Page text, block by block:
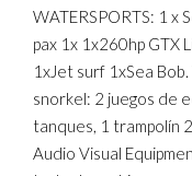
WATERSPORTS: 1 x
pax 1x 1x260hp GTX
1xJet surf 1xSea
snorkel: 2 juegos de
tanques, 1 trampolín
Audio Visual